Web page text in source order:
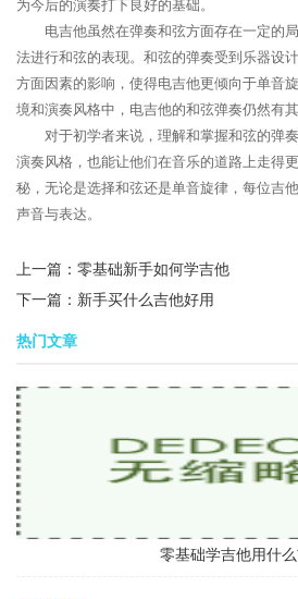
为今后的演奏打下良好的基础。
电吉他虽然在弹奏和弦方面存在一定的
法进行和弦的表现。和弦的弹奏受到乐器设
方面因素的影响，使得电吉他更倾向于单音
境和演奏风格中，电吉他的和弦弹奏仍然有其
对于初学者来说，理解和掌握和弦的弹
演奏风格，也能让他们在音乐的道路上走得
秘，无论是选择和弦还是单音旋律，每位吉
声音与表达。
上一篇： 零基础新手如何学吉他
下一篇： 新手买什么吉他好用
热门文章
零基础学吉他用什